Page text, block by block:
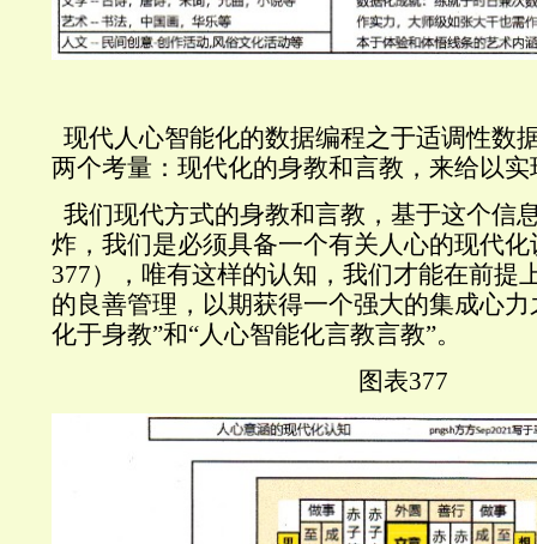
现代人心智能化的数据编程之于适调性数
两个考量：现代化的身教和言教，来给以实
我们现代方式的身教和言教，基于这个信
炸，我们是必须具备一个有关人心的现代
377），唯有这样的认知，我们才能在前提
的良善管理，以期获得一个强大的集成心
化于身教”和“人心智能化言教言教”。
图表377